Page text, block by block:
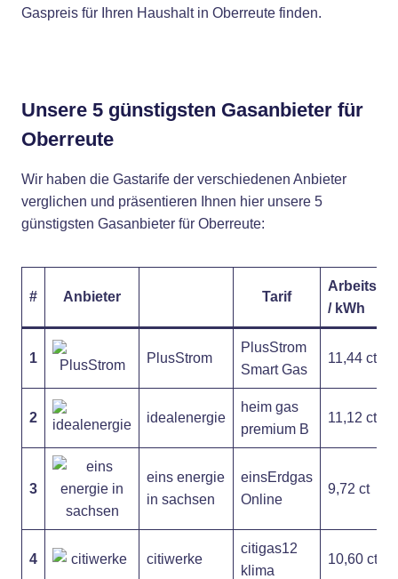
Gaspreis für Ihren Haushalt in Oberreute finden.
Unsere 5 günstigsten Gasanbieter für
Oberreute
Wir haben die Gastarife der verschiedenen Anbieter
verglichen und präsentieren Ihnen hier unsere 5
günstigsten Gasanbieter für Oberreute:
# Anbieter Tarif
/ kWh
1 PlusStrom
PlusStrom
Smart Gas
11,44 ct
2 idealenergie
heim gas
premium B
11,12 ct
3
eins energie
in sachsen
einsErdgas
Online
9,72 ct
4 citiwerke
citigas12
klima
10,60 ct